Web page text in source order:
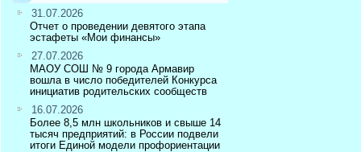
31.07.2026
Отчет о проведении девятого этапа
эстафеты «Мои финансы»
27.07.2026
МАОУ СОШ № 9 города Армавир
вошла в число победителей Конкурса
инициатив родительских сообществ
16.07.2026
Более 8,5 млн школьников и свыше 14
тысяч предприятий: в России подвели
итоги Единой модели профориентации